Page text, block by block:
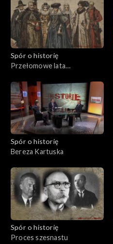
Spór o historię
Przełomowe lata
Spór o historię
Bereza Kartuska
Spór o historię
Proces szesnastu